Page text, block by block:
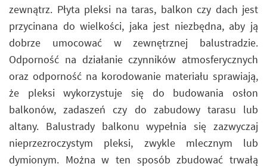
zewnątrz. Płyta pleksi na taras, balkon czy dach jest
przycinana do wielkości, jaka jest niezbędna, aby ją
dobrze umocować w zewnętrznej balustradzie.
Odporność na działanie czynników atmosferycznych
oraz odporność na korodowanie materiału sprawiają,
że pleksi wykorzystuje się do budowania osłon
balkonów, zadaszeń czy do zabudowy tarasu lub
altany. Balustrady balkonu wypełnia się zazwyczaj
nieprzezroczystym pleksi, zwykle mlecznym lub
dymionym. Można w ten sposób zbudować trwałą